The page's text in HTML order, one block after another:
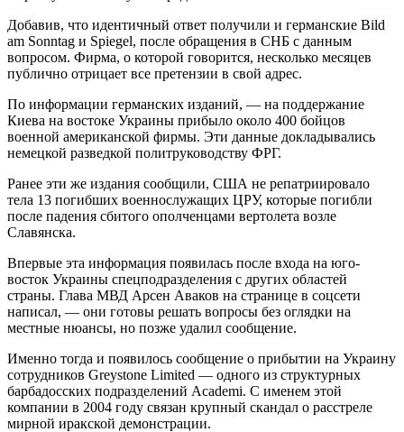
Добавив, что идентичный ответ получили и германские Bild
am Sonntag и Spiegel, после обращения в СНБ с данным
вопросом. Фирма, о которой говорится, несколько месяцев
публично отрицает все претензии в свой адрес.
По информации германских изданий, — на поддержание
Киева на востоке Украины прибыло около 400 бойцов
военной американской фирмы. Эти данные докладывались
немецкой разведкой политруководству ФРГ.
Ранее эти же издания сообщили, США не репатриировало
тела 13 погибших военнослужащих ЦРУ, которые погибли
после падения сбитого ополченцами вертолета возле
Славянска.
Впервые эта информация появилась после входа на юго-
восток Украины спецподразделения с других областей
страны. Глава МВД Арсен Аваков на странице в соцсети
написал, — они готовы решать вопросы без оглядки на
местные нюансы, но позже удалил сообщение.
Именно тогда и появилось сообщение о прибытии на Украину
сотрудников Greystone Limited — одного из структурных
барбадосских подразделений Academi. С именем этой
компании в 2004 году связан крупный скандал о расстреле
мирной иракской демонстрации.